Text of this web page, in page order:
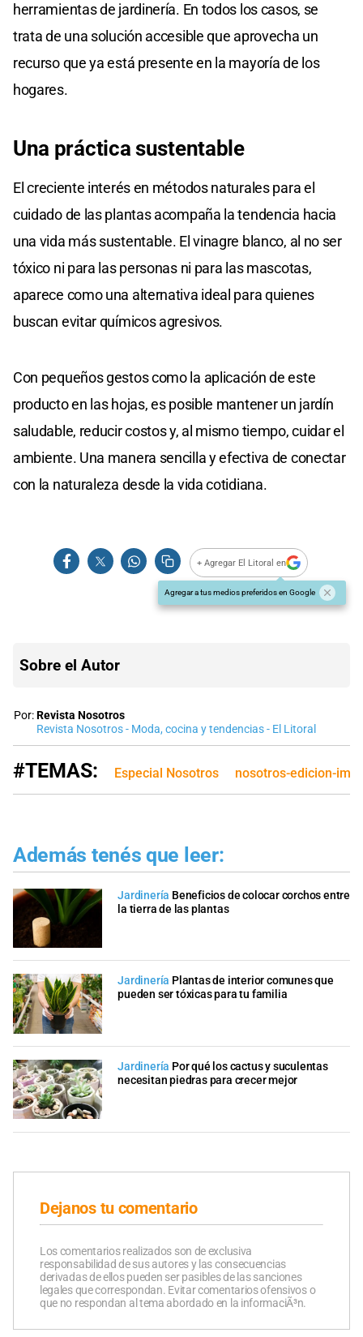
herramientas de jardinería. En todos los casos, se
trata de una solución accesible que aprovecha un
recurso que ya está presente en la mayoría de los
hogares.
Una práctica sustentable
El creciente interés en métodos naturales para el
cuidado de las plantas acompaña la tendencia hacia
una vida más sustentable. El vinagre blanco, al no ser
tóxico ni para las personas ni para las mascotas,
aparece como una alternativa ideal para quienes
buscan evitar químicos agresivos.
Con pequeños gestos como la aplicación de este
producto en las hojas, es posible mantener un jardín
saludable, reducir costos y, al mismo tiempo, cuidar el
ambiente. Una manera sencilla y efectiva de conectar
con la naturaleza desde la vida cotidiana.
+ Agregar El Litoral en
Agregar a tus medios preferidos en Google
Sobre el Autor
Por:Revista Nosotros
Revista Nosotros - Moda, cocina y tendencias - El Litoral
#TEMAS: Especial Nosotros nosotros-edicion-
Además tenés que leer:
Jardinería Beneficios de colocar corchos entre
la tierra de las plantas
Jardinería Plantas de interior comunes que
pueden ser tóxicas para tu familia
Jardinería Por qué los cactus y suculentas
necesitan piedras para crecer mejor
Dejanos tu comentario
Los comentarios realizados son de exclusiva
responsabilidad de sus autores y las consecuencias
derivadas de ellos pueden ser pasibles de las sanciones
legales que correspondan. Evitar comentarios ofensivos o
que no respondan al tema abordado en la informaciÃ³n.